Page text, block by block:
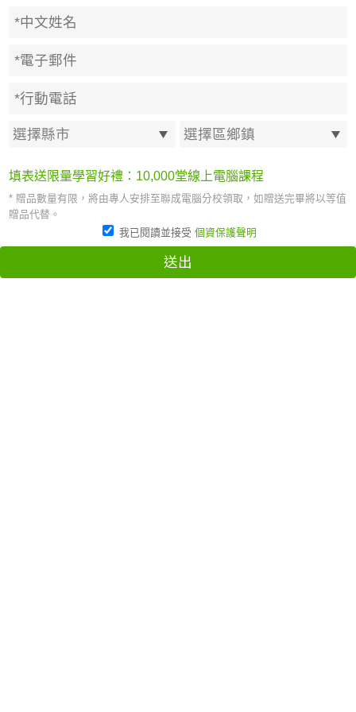
填表送限量學習好禮：10,000堂線上電腦課程
* 贈品數量有限，將由專人安排至聯成電腦分校領取，如贈送完畢將以等值
贈品代替。
我已閱讀並接受 個資保護聲明
送出